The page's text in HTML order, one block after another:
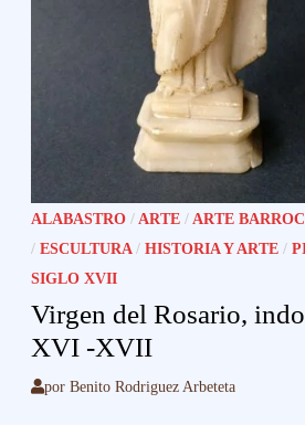
ALABASTRO /ARTE /ARTE
/ESCULTURA/HISTORIA Y ARTE /
SIGLO XVII
Virgen del Rosario,
XVI -XVII
porBenito Rodriguez Arbeteta